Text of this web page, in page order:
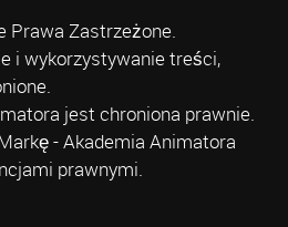
Prawa Zastrzeżone.
i wykorzystywanie treści,
jest chroniona prawnie.
- Akademia Animatora
prawnymi.